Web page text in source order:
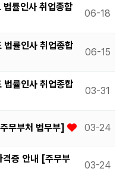
률인사 취업종합
06-18
률인사 취업종합
06-15
률인사 취업종합
03-31
무부처 법무부] 03-24
격증 안내 [주무부
03-24